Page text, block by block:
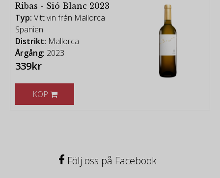
Ribas - Sió Blanc 2023
Typ: Vitt vin från Mallorca
Spanien
Distrikt: Mallorca
Årgång: 2023
339kr
KÖP
Följ oss på Facebook